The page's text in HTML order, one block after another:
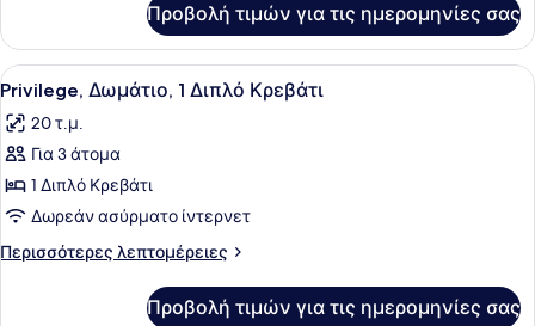
2
Μονά
Κρεβάτια
Δίκλινο
Δωμάτιο
(Twin),
Μονά
Κρεβάτια
Προβολή τιμών για τις ημερομηνίες σας
Προβολή
όλων
των
φωτογραφιών
για
Privilege,
Δωμάτιο,
1
Κλινοσκεπάσματα υψηλής
11
Privilege, Δωμάτιο, 1 Διπλό Κρεβάτι
20 τ.μ.
Για 3 άτομα
1 Διπλό Κρεβάτι
Δωρεάν ασύρματο ίντερνετ
Περισσότερες λεπτομέρειες
Περισσότερες
Προβολή τιμών για τις ημερομηνίες σας